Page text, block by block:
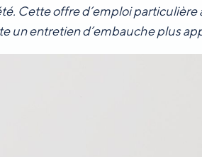
Cette offre d’emploi
un entretien d’embauche plus